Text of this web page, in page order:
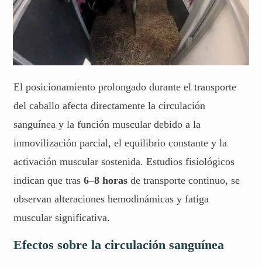
El posicionamiento prolongado durante el transporte
del caballo afecta directamente la circulación
sanguínea y la función muscular debido a la
inmovilización parcial, el equilibrio constante y la
activación muscular sostenida. Estudios fisiológicos
indican que tras 6–8 horas de transporte continuo, se
observan alteraciones hemodinámicas y fatiga
muscular significativa.
Efectos sobre la circulación sanguínea